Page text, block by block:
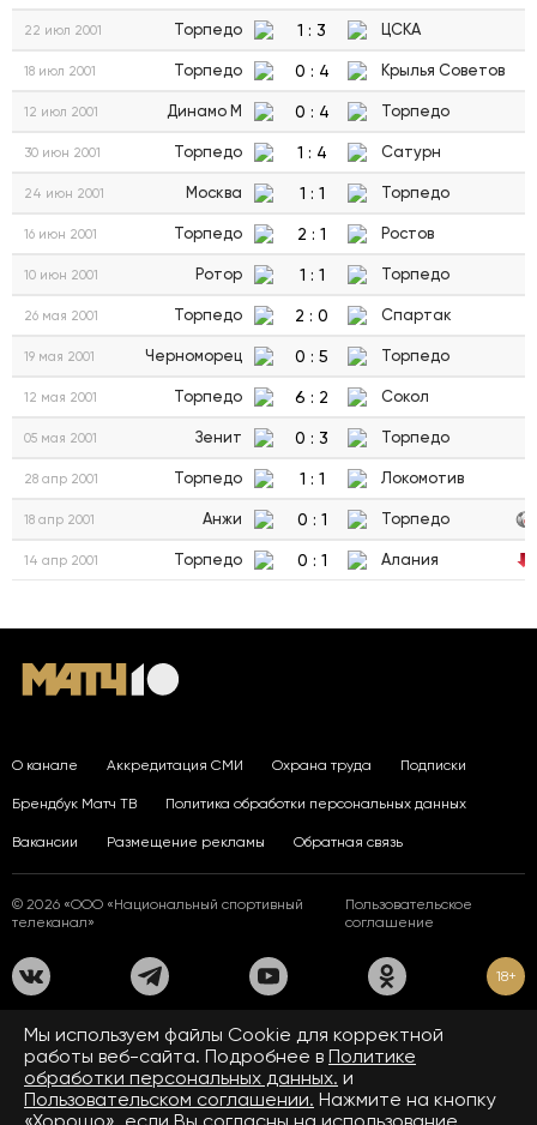
22 июл 2001 Торпедо 1 : 3 ЦСКА
18 июл 2001 Торпедо 0 : 4 Крылья Советов
12 июл 2001 Динамо М 0 : 4 Торпедо
30 июн 2001 Торпедо 1 : 4 Сатурн
24 июн 2001 Москва 1 : 1 Торпедо
16 июн 2001 Торпедо 2 : 1 Ростов
10 июн 2001 Ротор 1 : 1 Торпедо
26 мая 2001 Торпедо 2 : 0 Спартак
19 мая 2001 Черноморец 0 : 5 Торпедо
12 мая 2001 Торпедо 6 : 2 Сокол
05 мая 2001 Зенит 0 : 3 Торпедо
28 апр 2001 Торпедо 1 : 1 Локомотив
18 апр 2001 Анжи 0 : 1 Торпедо
14 апр 2001 Торпедо 0 : 1 Алания
О канале Аккредитация СМИ Охрана труда Подписки
Брендбук Матч ТВ Политика обработки персональных данных
Вакансии Размещение рекламы Обратная связь
© 2026 «ООО «Национальный спортивный
телеканал»
Пользовательское
соглашение
18+
На сайте применяются рекомендательные технологии. Подробнее
Правилах применения рекомендательных технологий.
Средство массовой информации сетевое издание «www.matchtv.ru»
зарегистрировано Федеральной службой по надзору в сфере связи,
информационных технологий и массовых коммуникаций (Роскомнадзор).
Мы используем файлы Сookie для корректной
работы веб-сайта. Подробнее в Политике
обработки персональных данных. и
Пользовательском соглашении. Нажмите на кнопку